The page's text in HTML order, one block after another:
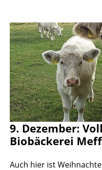
9. Dezember:
Biobäckerei
Auch hier ist